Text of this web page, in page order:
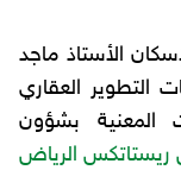
الأستاذ ماجد
التطوير العقاري
المعنية بشؤون
الرياض